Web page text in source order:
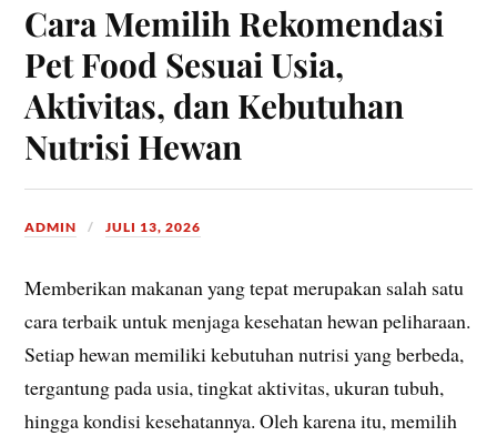
Cara Memilih Rekomendasi
Pet Food Sesuai Usia,
Aktivitas, dan Kebutuhan
Nutrisi Hewan
ADMIN JULI 13, 2026
Memberikan makanan yang tepat merupakan salah satu
cara terbaik untuk menjaga kesehatan hewan peliharaan.
Setiap hewan memiliki kebutuhan nutrisi yang berbeda,
tergantung pada usia, tingkat aktivitas, ukuran tubuh,
hingga kondisi kesehatannya. Oleh karena itu, memilih